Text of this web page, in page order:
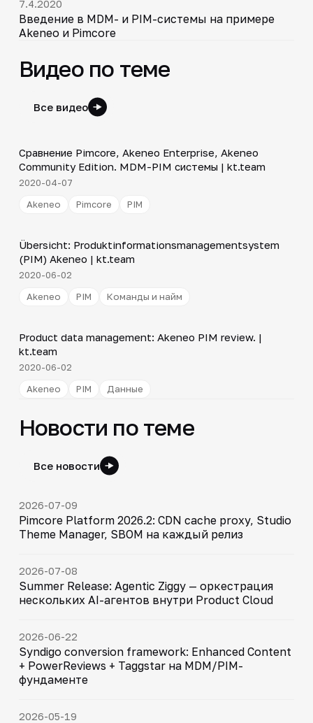
7.4.2020
Введение в MDM- и PIM-системы на примере
Akeneo и Pimcore
Видео по теме
Все видео
▶
Сравнение Pimcore, Akeneo Enterprise, Akeneo
Community Edition. MDM-PIM системы | kt.team
2020-04-07
Akeneo
Pimcore PIM
▶
Übersicht: Produktinformationsmanagementsystem
(PIM) Akeneo | kt.team
2020-06-02
Akeneo
PIM Команды и найм
▶
Product data management: Akeneo PIM review. |
kt.team
2020-06-02
Akeneo
PIM Данные
Новости по теме
Все новости
2026-07-09
Pimcore Platform 2026.2: CDN cache proxy, Studio
Theme Manager, SBOM на каждый релиз
2026-07-08
Summer Release: Agentic Ziggy — оркестрация
нескольких AI-агентов внутри Product Cloud
2026-06-22
Syndigo conversion framework: Enhanced Content
+ PowerReviews + Taggstar на MDM/PIM-
фундаменте
2026-05-19